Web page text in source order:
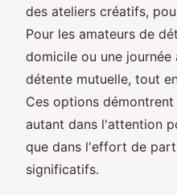
des ateliers créatifs,
Pour les amateurs de
domicile ou une
détente mutuelle, tout
Ces options
autant dans l'attention
que dans l'effort de
significatifs.